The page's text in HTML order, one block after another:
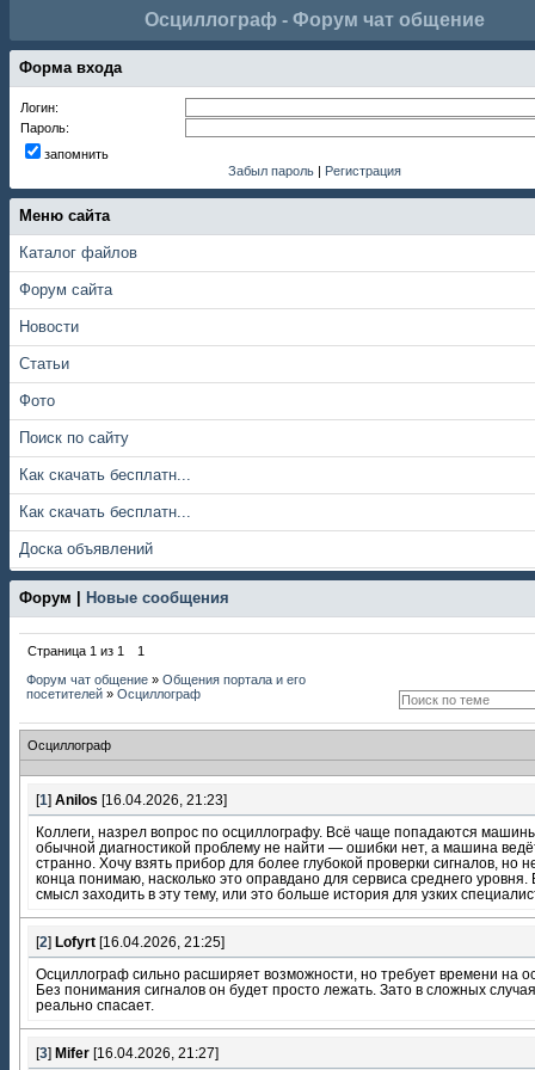
Осциллограф - Форум чат общение
Форма входа
Логин:
Пароль:
запомнить
Забыл пароль | Регистрация
Меню сайта
Каталог файлов
Форум сайта
Новости
Статьи
Фото
Поиск по сайту
Как скачать бесплатн...
Как скачать бесплатн...
Доска объявлений
Форум | Новые сообщения
Страница 1 из 1
1
Форум чат общение » Общения портала и его
посетителей » Осциллограф
Осциллограф
[1] Anilos [16.04.2026, 21:23]
Коллеги, назрел вопрос по осциллографу. Всё чаще попадаются
обычной диагностикой проблему не найти — ошибки нет, а машина
странно. Хочу взять прибор для более глубокой проверки сигналов, но
конца понимаю, насколько это оправдано для сервиса среднего уровня.
смысл заходить в эту тему, или это больше история для узких
[2] Lofyrt [16.04.2026, 21:25]
Осциллограф сильно расширяет возможности, но требует времени на
Без понимания сигналов он будет просто лежать. Зато в сложных
реально спасает.
[3] Mifer [16.04.2026, 21:27]